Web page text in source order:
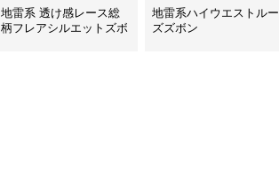
地雷系 透け感レース総
柄フレアシルエットズボ
地雷系ハイウエストルー
ズズボン